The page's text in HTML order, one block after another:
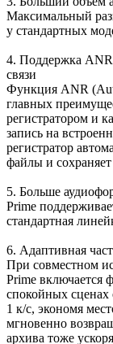
Максимальный
у стандартных
4. Поддержка
связи
Функция ANR
главных
регистратором и
запись на
регистратор
файлы и
5. Больше
Prime
стандартная
6. Адаптивная
При совместном
Prime включается
спокойных сценах
1 к/с, экономя
мгновенно
архива тоже